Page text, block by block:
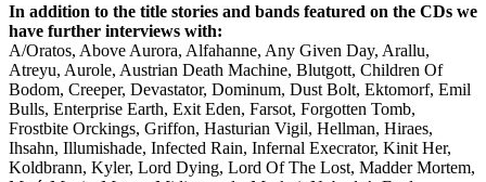
In addition to the title stories and bands featured on the CDs we
have further interviews with:
A/Oratos, Above Aurora, Alfahanne, Any Given Day, Arallu,
Atreyu, Aurole, Austrian Death Machine, Blutgott, Children Of
Bodom, Creeper, Devastator, Dominum, Dust Bolt, Ektomorf, Emil
Bulls, Enterprise Earth, Exit Eden, Farsot, Forgotten Tomb,
Frostbite Orckings, Griffon, Hasturian Vigil, Hellman, Hiraes,
Ihsahn, Illumishade, Infected Rain, Infernal Execrator, Kinit Her,
Koldbrann, Kyler, Lord Dying, Lord Of The Lost, Madder Mortem,